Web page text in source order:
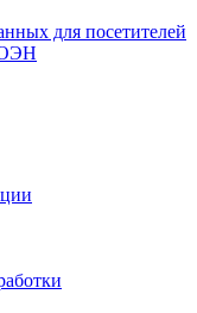
для посетителей